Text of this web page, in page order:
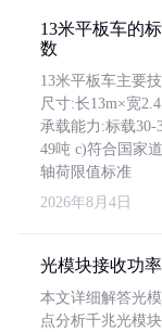
13米平板车的
数
13米平板车主要
尺寸:长13m×宽
承载能力:标载30-
49吨 c)符合国家
轴荷限值标准
2026年8月4日
光模块接收功
本文详细解答光
点分析千兆光模